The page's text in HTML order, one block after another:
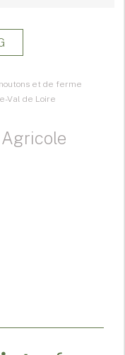
et de ferme
Val de Loire